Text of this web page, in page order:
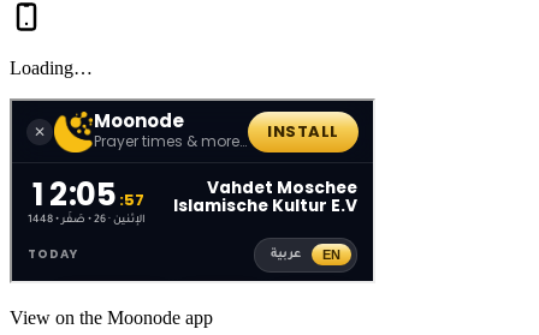
Loading…
View on the Moonode app